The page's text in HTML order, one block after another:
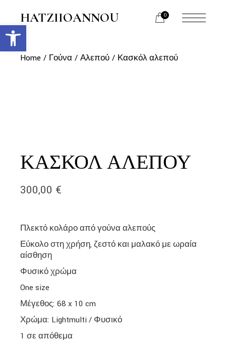
content
HATZIIOANNOU 0
menu
Home Γούνα Αλεπού Κασκόλ αλεπού
ΚΑΣΚΌΛ ΑΛΕΠΟΎ
300,00 €
Πλεκτό κολάρο από γούνα αλεπούς
Εύκολο στη χρήση, ζεστό και μαλακό με ωραία
αίσθηση
Φυσικό χρώμα
One size
Μέγεθος: 68 x 10 cm
Χρώμα: Lightmulti / Φυσικό
1 σε απόθεμα
Ανοίξτε τη γραμμή εργαλείων